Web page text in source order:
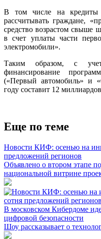
В том числе на кредиты
рассчитывать граждане,
средство возрастом свыше
в счет уплаты части
электромобили».
Таким образом, с
финансирование
(«Первый автомобиль» и
году составит 12
Еще по теме
Новости КИФ: осенью на
предложений регионов
Объявлено о втором этапе
национальной витрине
В московском Кибердоме
цифровой безопасности
Шоу рассказывает о